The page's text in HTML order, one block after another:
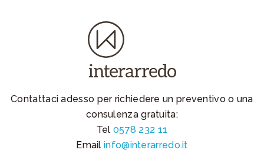
Contattaci adesso per richiedere un preventivo o una
consulenza gratuita:
Tel 0578 232 11
Emailinfo@interarredo.it